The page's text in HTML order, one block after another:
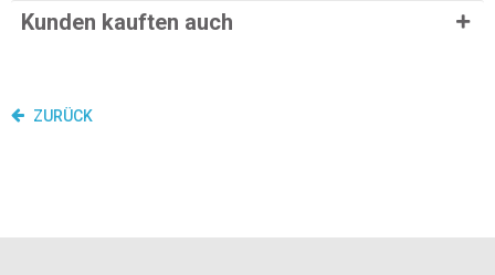
Kunden kauften auch
ZURÜCK